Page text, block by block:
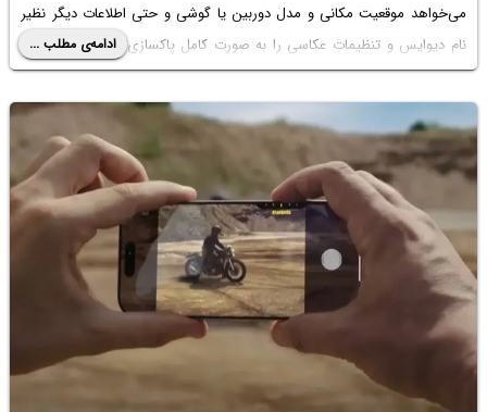
می‌خواهد موقعیت مکانی و مدل دوربین یا گوشی و حتی اطلاعات دیگر نظیر
نام دیوایس و تنظیمات عکاسی را به صورت کامل پاکسازی کند و فایل عکس
بدون اطلاعات اضافی به اشتراک بگذارد. در این صورت می‌توانید برنامه‌های
ویرایش متادیتا یا ویرایش عکس نصب کنید یا اگر کاربر ویندوز هستید، از
گزینه حذف اطلاعات اضافی یا Metadata استفاده کنید.
ادامه‌ی مطلب ...